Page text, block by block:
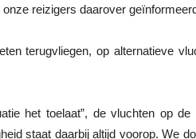
reizigers daarover
terugvliegen, op alternatieve
het toelaat”, de vluchten op de
staat daarbij altijd voorop. We